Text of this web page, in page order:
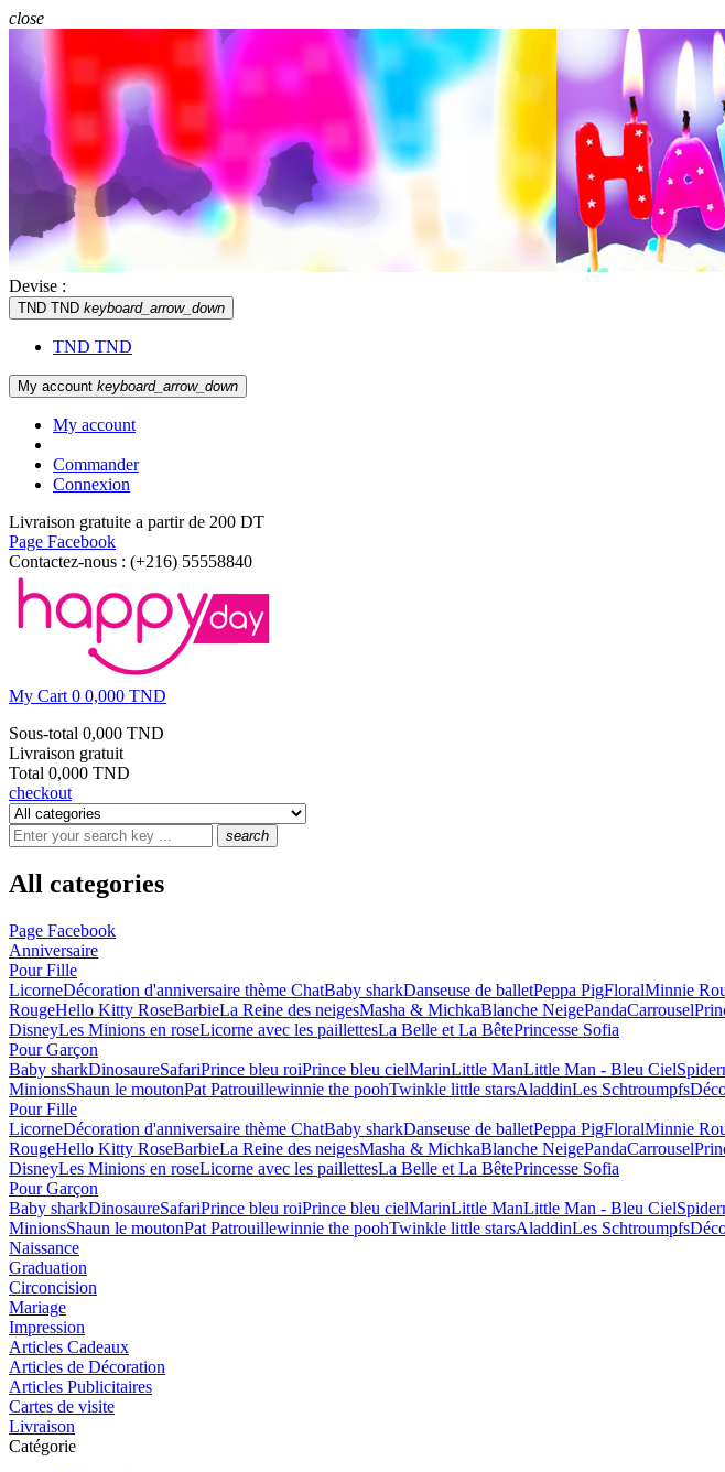
close
Devise :
TND TND keyboard_arrow_down
TND TND
My account keyboard_arrow_down
My account
Commander
Connexion
Livraison gratuite a partir de 200 DT
Page Facebook
Contactez-nous : (+216) 55558840
My Cart 0 0,000 TND
Sous-total 0,000 TND
Livraison gratuit
Total 0,000 TND
checkout
search
All categories
Page Facebook
Anniversaire
Pour Fille
LicorneDécoration d'anniversaire thème ChatBaby sharkDanseuse de balletPeppa PigFloralMinnie
RougeHello Kitty RoseBarbieLa Reine des neigesMasha & MichkaBlanche NeigePandaCarrousel
DisneyLes Minions en roseLicorne avec les paillettesLa Belle et La BêtePrincesse Sofia
Pour Garçon
Baby sharkDinosaureSafariPrince bleu roiPrince bleu cielMarinLittle ManLittle Man - Bleu Ciel
MinionsShaun le moutonPat Patrouillewinnie the poohTwinkle little starsAladdinLes Schtroumpfs
Pour Fille
LicorneDécoration d'anniversaire thème ChatBaby sharkDanseuse de balletPeppa PigFloralMinnie
RougeHello Kitty RoseBarbieLa Reine des neigesMasha & MichkaBlanche NeigePandaCarrousel
DisneyLes Minions en roseLicorne avec les paillettesLa Belle et La BêtePrincesse Sofia
Pour Garçon
Baby sharkDinosaureSafariPrince bleu roiPrince bleu cielMarinLittle ManLittle Man - Bleu Ciel
MinionsShaun le moutonPat Patrouillewinnie the poohTwinkle little starsAladdinLes Schtroumpfs
Naissance
Graduation
Circoncision
Mariage
Impression
Articles Cadeaux
Articles de Décoration
Articles Publicitaires
Cartes de visite
Livraison
Catégorie